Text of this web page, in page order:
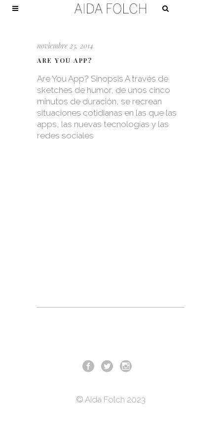
noviembre 25, 2014
ARE YOU APP?
Are You App? Sinopsis A través de
sketches de humor, de unos cinco
minutos de duración, se recrean
situaciones cotidianas en las que las
apps, las nuevas tecnologías y las
redes sociales
© Aida Folch 2023